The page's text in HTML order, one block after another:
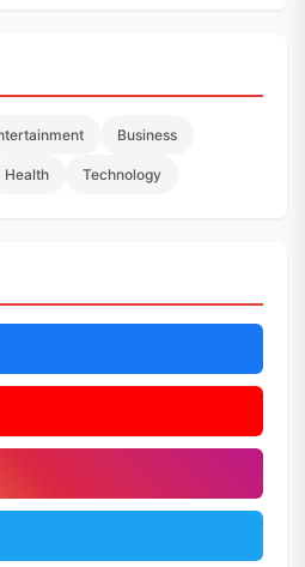
Business
Health Technology